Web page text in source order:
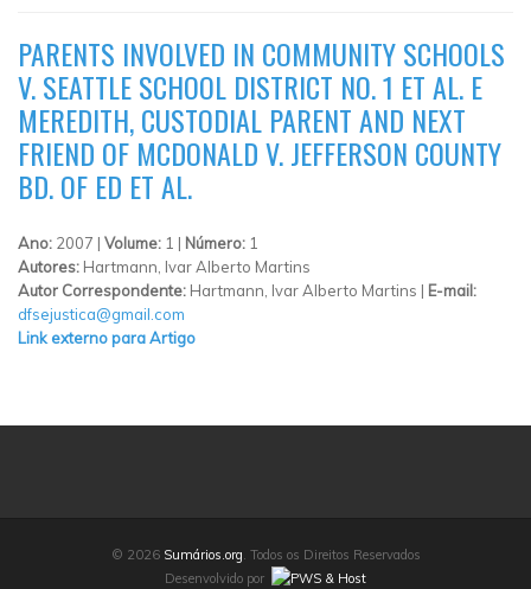
PARENTS INVOLVED IN COMMUNITY SCHOOLS
V. SEATTLE SCHOOL DISTRICT NO. 1 ET AL. E
MEREDITH, CUSTODIAL PARENT AND NEXT
FRIEND OF MCDONALD V. JEFFERSON COUNTY
BD. OF ED ET AL.
Ano: 2007 | Volume: 1 | Número: 1
Autores: Hartmann, Ivar Alberto Martins
Autor Correspondente: Hartmann, Ivar Alberto Martins | E-mail:
dfsejustica@gmail.com
Link externo para Artigo
© 2026 Sumários.org . Todos os Direitos Reservados
Desenvolvido por